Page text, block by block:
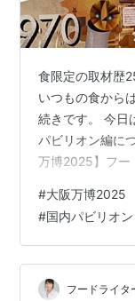
食限定の取材歴
いつもの食から
続きです。 今日
パビリオン編に
万博2025】フー
ビリオン 一番人
リオンが「お国
う共通テーマで
をする国内パビ
は一番人気で、
#大阪万博2025
#国内パビリオン
フードライタ